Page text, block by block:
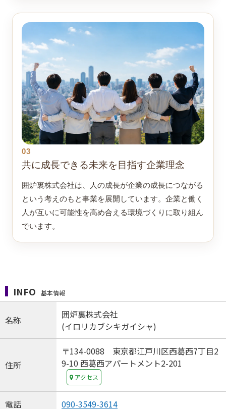
03
共に成長できる未来を目指す企業理念
囲炉裏株式会社は、人の成長が企業の成長につながる
という考えのもと事業を展開しています。企業と働く
人が互いに可能性を高め合える環境づくりに取り組ん
でいます。
INFO 基本情報
名称
囲炉裏株式会社
(イロリカブシキガイシャ)
住所
〒134-0088 東京都江戸川区西葛西7丁目2
9-10 西葛西アパートメント2-201
アクセス
電話 090-3549-3614